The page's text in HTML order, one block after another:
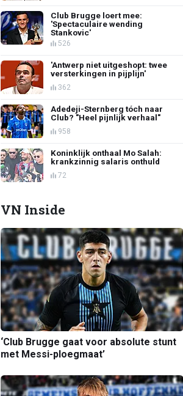
Club Brugge loert mee:
'Spectaculaire wending
Stankovic'
526
'Antwerp niet uitgeshopt: twee
versterkingen in pijplijn'
362
Adedeji-Sternberg tóch naar
Club? "Heel pijnlijk verhaal"
958
Koninklijk onthaal Mo Salah:
krankzinnig salaris onthuld
72
VN Inside
‘Club Brugge gaat voor absolute stunt
met Messi-ploegmaat’